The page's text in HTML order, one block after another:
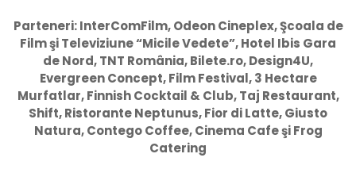
Parteneri: InterComFilm, Odeon Cineplex, Şcoala de
Film şi Televiziune “Micile Vedete”, Hotel Ibis Gara
de Nord, TNT România, Bilete.ro, Design4U,
Evergreen Concept, Film Festival, 3 Hectare
Murfatlar, Finnish Cocktail & Club, Taj Restaurant,
Shift, Ristorante Neptunus, Fior di Latte, Giusto
Natura, Contego Coffee, Cinema Cafe şi Frog
Catering